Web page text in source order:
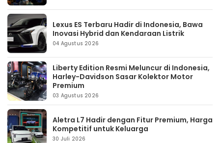
Lexus ES Terbaru Hadir di Indonesia, Bawa
Inovasi Hybrid dan Kendaraan Listrik
04 Agustus 2026
Liberty Edition Resmi Meluncur di Indonesia,
Harley-Davidson Sasar Kolektor Motor
Premium
03 Agustus 2026
Aletra L7 Hadir dengan Fitur Premium, Harga
Kompetitif untuk Keluarga
30 Juli 2026